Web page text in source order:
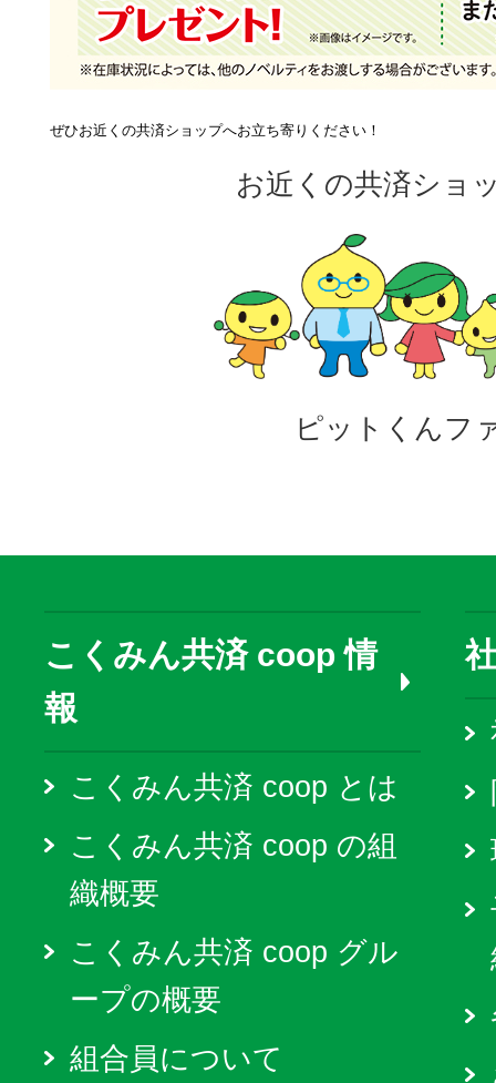
ぜひお近くの共済ショップへお立ち寄りください！
お近くの共済ショ
ピットくんフ
こくみん共済 coop 情
報
こくみん共済 coop とは
こくみん共済 coop の組
織概要
こくみん共済 coop グル
ープの概要
組合員について